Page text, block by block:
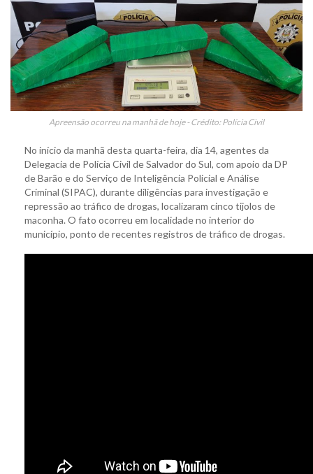
Apreensão ocorreu na manhã de hoje - Crédito: Polícia Civil
No início da manhã desta quarta-feira, dia 14, agentes da
Delegacia de Polícia Civil de Salvador do Sul, com apoio da DP
de Barão e do Serviço de Inteligência Policial e Análise
Criminal (SIPAC), durante diligências para investigação e
repressão ao tráfico de drogas, localizaram cinco tijolos de
maconha. O fato ocorreu em localidade no interior do
município, ponto de recentes registros de tráfico de drogas.